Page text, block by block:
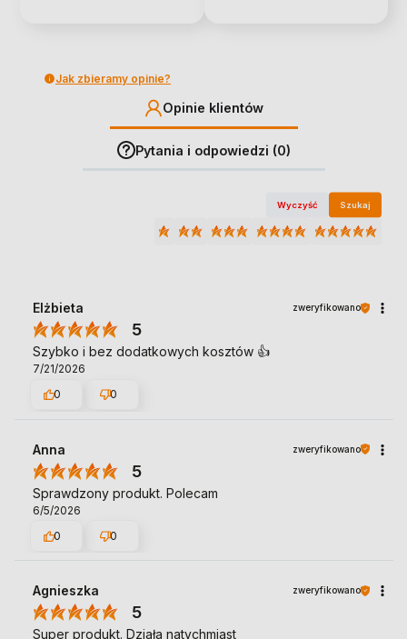
Jak zbieramy opinie?
Opinie klientów
Pytania i odpowiedzi (0)
Wyczyść Szukaj
Elżbieta zweryfikowano
5
Szybko i bez dodatkowych kosztów 👍️
7/21/2026
0
0
Anna zweryfikowano
5
Sprawdzony produkt. Polecam
6/5/2026
0
0
Agnieszka zweryfikowano
5
Super produkt. Działa natychmiast